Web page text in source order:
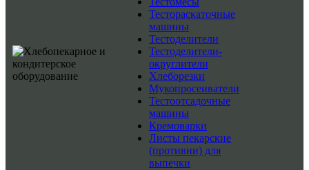
Тестораскаточные
машины
Тестоделители
Тестоделители-
округлители
Хлеборезки
Мукопросеиватели
Тестоотсадочные
машины
Кремоварки
Листы пекарские
(противни) для
выпечки